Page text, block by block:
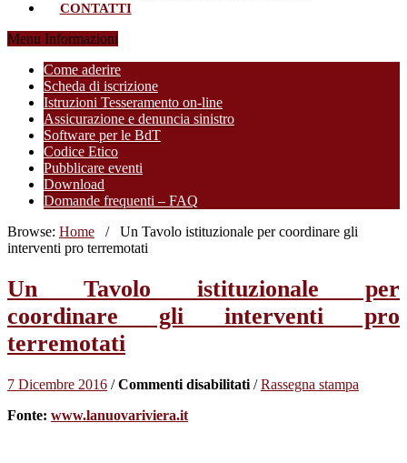
CONTATTI
Menu Informazioni
Come aderire
Scheda di iscrizione
Istruzioni Tesseramento on-line
Assicurazione e denuncia sinistro
Software per le BdT
Codice Etico
Pubblicare eventi
Download
Domande frequenti – FAQ
Browse: Home /
Un Tavolo istituzionale per coordinare gli
interventi pro terremotati
Un Tavolo istituzionale per
coordinare gli interventi pro
terremotati
7 Dicembre 2016 /Commenti disabilitatisu
/Rassegna stampa
Fonte: www.lanuovariviera.it